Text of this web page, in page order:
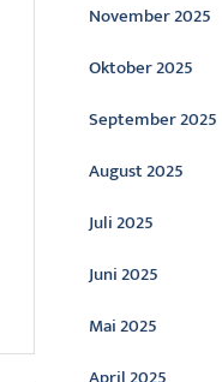
November 2025
Oktober 2025
September 2025
August 2025
Juli 2025
Juni 2025
Mai 2025